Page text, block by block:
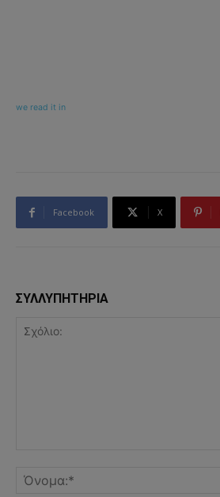
we read it in
Facebook X
ΣΥΛΛΥΠΗΤΗΡΙΑ